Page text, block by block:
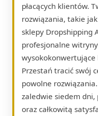
płacących klientów.
rozwiązania, takie
sklepy Dropshipping
profesjonalne
wysokokonwertujące
Przestań tracić swój
powolne
zaledwie siedem dni,
oraz całkowitą